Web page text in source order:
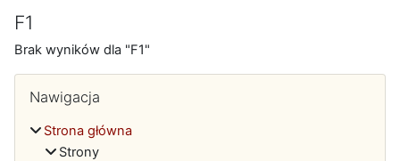
F1
Brak wyników dla "F1"
Bloki
Nawigacja
Strona główna
Strony